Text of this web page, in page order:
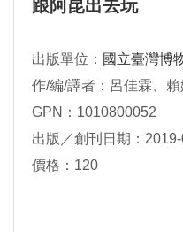
跟阿昆出去玩
出版單位： 國立臺灣博
作/編/譯者：呂佳霖、
GPN：1010800052
出版／創刊日期：
價格：120